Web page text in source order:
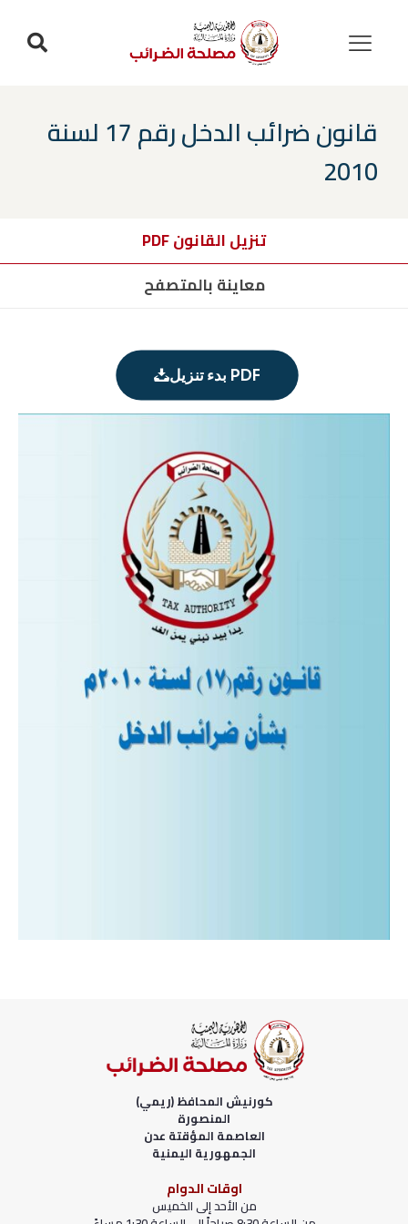
قانون ضرائب الدخل رقم 17 لسنة
2010
تنزيل القانون PDF
معاينة بالمتصفح
بدء تنزيل PDF
كورنيش المحافظ (ريمي)
المنصورة
العاصمة المؤقتة عدن
الجمهورية اليمنية
اوقات الدوام
من الأحد إلى الخميس